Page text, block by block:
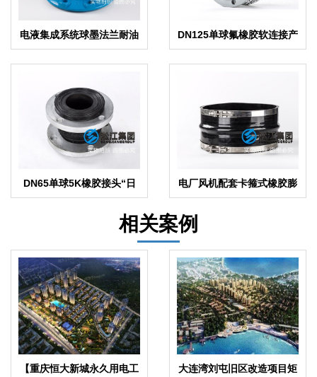
电液集成系统球墨法兰耐油
橡胶接头
DN125单球氟橡胶软连接产
品
DN65单球5K橡胶接头“日
标法兰”
电厂风机配套卡箍式橡胶膨
胀节
相关案例
【重庆恒大新城永久用电工
大连湾刘屯旧区改造项目矩